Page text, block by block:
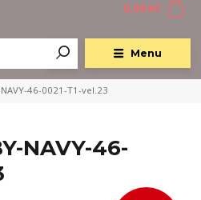
Menu
0,00 Kč
46-0021-T1-vel.23
NAVY-46-